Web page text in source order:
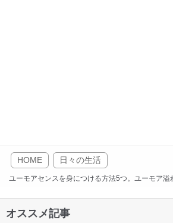
HOME 日々の生活
ユーモアセンスを身につける方法5つ。ユーモア溢
オススメ記事